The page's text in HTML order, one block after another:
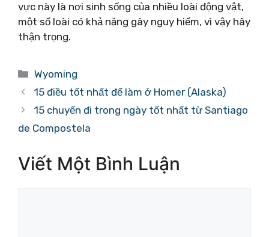
vực này là nơi sinh sống của nhiều loài động vật,
một số loài có khả năng gây nguy hiểm, vì vậy hãy
thận trọng.
Danh
mục
Wyoming
15 điều tốt nhất để làm ở Homer (Alaska)
15 chuyến đi trong ngày tốt nhất từ ​​Santiago
de Compostela
Viết Một Bình Luận